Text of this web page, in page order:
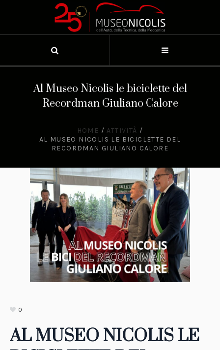
Al Museo Nicolis le biciclette del
Recordman Giuliano Calore
HOME / ATTIVITÀ /
AL MUSEO NICOLIS LE BICICLETTE DEL
RECORDMAN GIULIANO CALORE
0
AL MUSEO NICOLIS LE